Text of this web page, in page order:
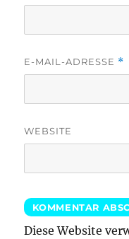
E-MAIL-ADRESSE *
WEBSITE
Diese Website